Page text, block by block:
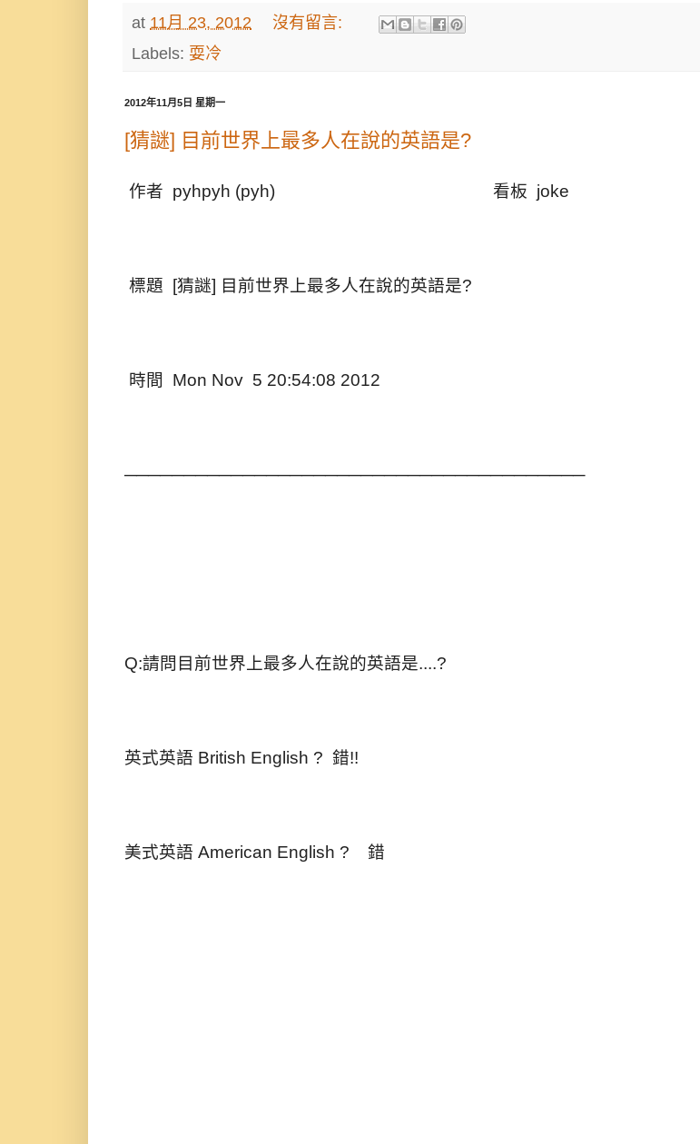
at 11月 23, 2012
沒有留言:
Labels: 耍冷
2012年11月5日 星期一
[猜謎] 目前世界上最多人在說的英語是?
作者 pyhpyh (pyh) 看板 joke
標題 [猜謎] 目前世界上最多人在說的英語是?
時間 Mon Nov 5 20:54:08 2012
───────────────────────────────────────
Q:請問目前世界上最多人在說的英語是....?
英式英語 British English ? 錯!!
美式英語 American English ? 錯